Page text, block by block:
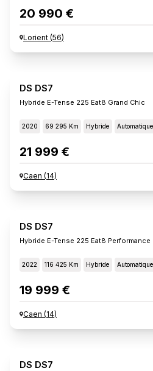
20 990 €
Lorient (56)
DS DS7
Hybride E-Tense 225 Eat8 Grand Chic
2020 69 295 Km Hybride Automatique
21 999 €
Caen (14)
DS DS7
Hybride E-Tense 225 Eat8 Performance
2022 116 425 Km Hybride Automatique
19 999 €
Caen (14)
DS DS7